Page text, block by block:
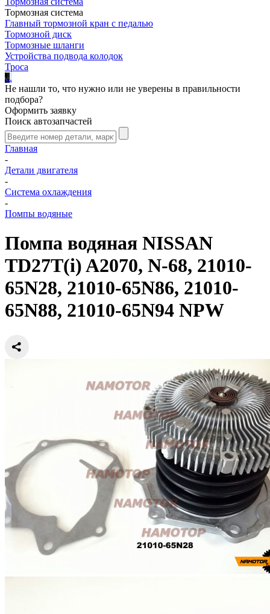
Тормозная система
Главный тормозной кран с педалью
Тормозной диск
Тормозные шланги
Устройства подвода колодок
Троса
...
Не нашли то, что нужно или не уверены в правильности
подбора?
Оформить заявку
Поиск автозапчастей
Главная
-
Детали двигателя
-
Система охлаждения
-
Помпы водяные
Помпа водяная NISSAN
TD27T(i) A2070, N-68, 21010-
65N28, 21010-65N86, 21010-
65N88, 21010-65N94 NPW